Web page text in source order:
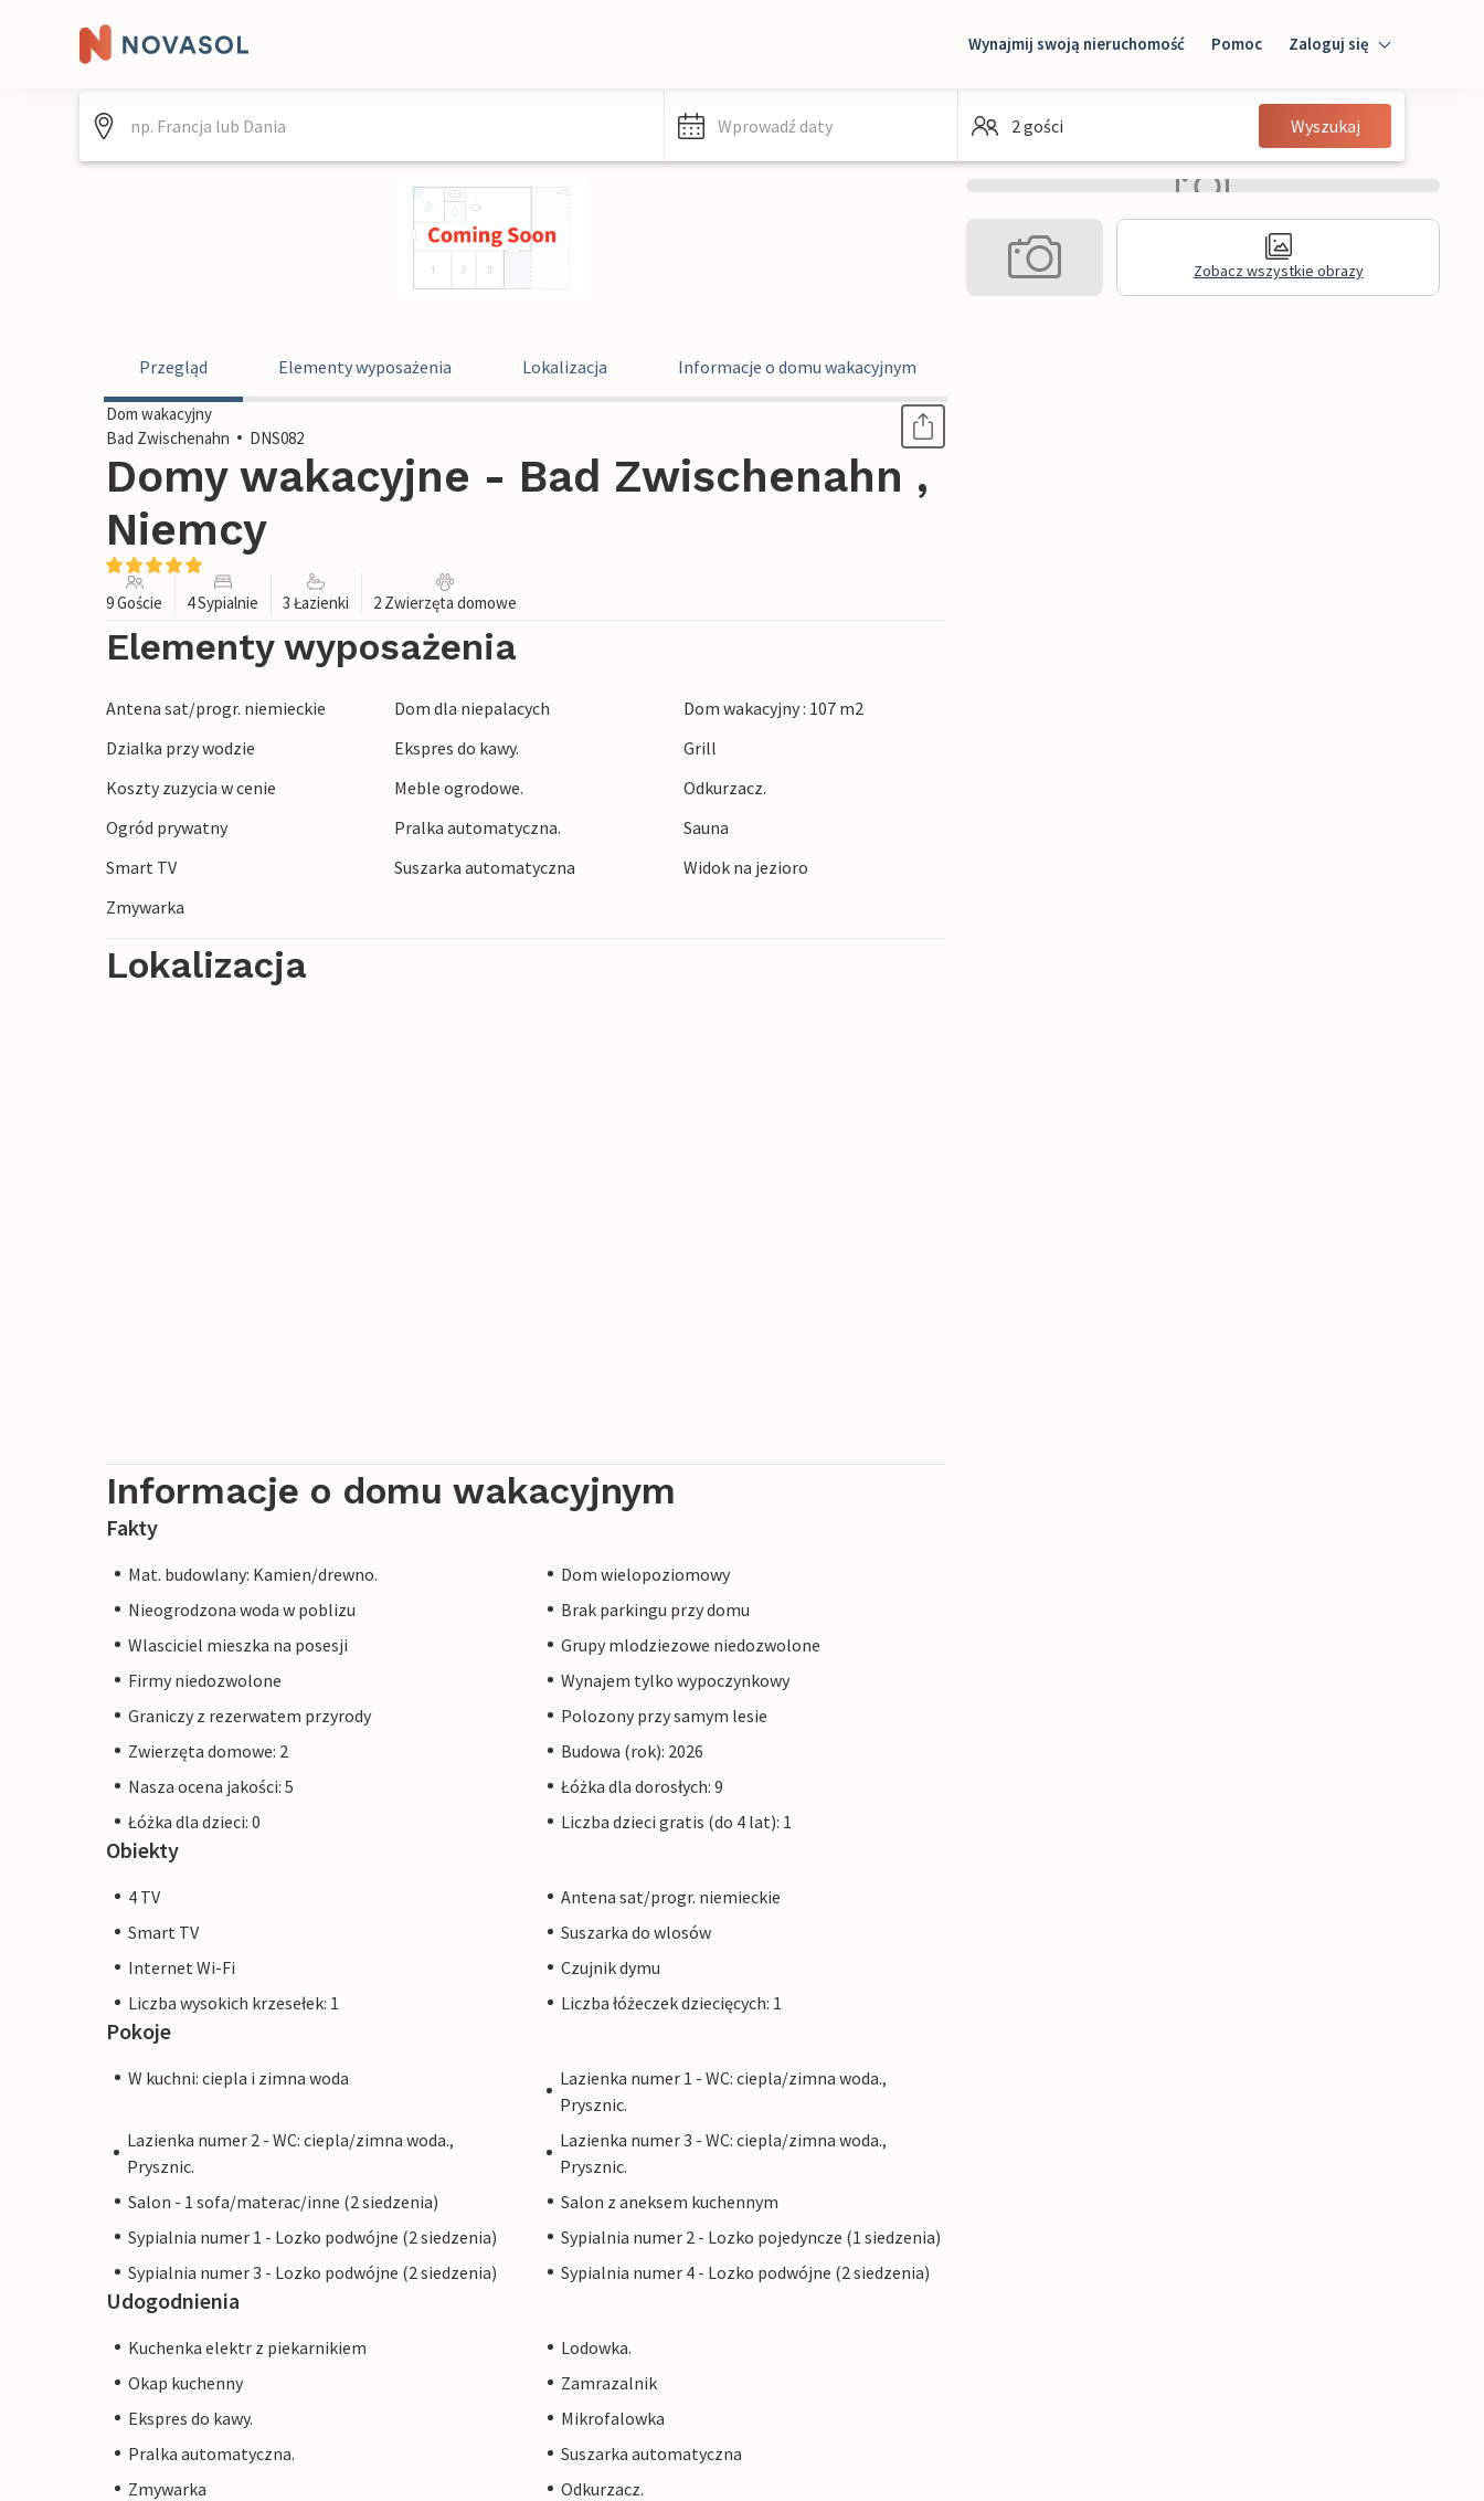
Wynajmij swoją nieruchomość Pomoc Zaloguj się
Zaloguj się
Gość
Wprowadź daty 2 gości Wyszukaj
Zobacz wszystkie obrazy
Przegląd Elementy wyposażenia Lokalizacja Informacje o domu wakacyjnym
Dom wakacyjny
Bad Zwischenahn
DNS082
Domy wakacyjne - Bad Zwischenahn ,
Niemcy
9 Goście 4 Sypialnie 3 Łazienki 2 Zwierzęta domowe
Elementy wyposażenia
Antena sat/progr. niemieckie Dom dla niepalacych
Dom wakacyjny : 107 m2
Dzialka przy wodzie
Ekspres do kawy.
Grill
Koszty zuzycia w cenie
Meble ogrodowe.
Odkurzacz.
Ogród prywatny
Pralka automatyczna.
Sauna
Smart TV
Suszarka automatyczna
Widok na jezioro
Zmywarka
Lokalizacja
Informacje o domu wakacyjnym
Fakty
Mat. budowlany: Kamien/drewno.
Dom wielopoziomowy
Nieogrodzona woda w poblizu
Brak parkingu przy domu
Wlasciciel mieszka na posesji
Grupy mlodziezowe niedozwolone
Firmy niedozwolone
Wynajem tylko wypoczynkowy
Graniczy z rezerwatem przyrody
Polozony przy samym lesie
Zwierzęta domowe: 2
Budowa (rok): 2026
Nasza ocena jakości: 5
Łóżka dla dorosłych: 9
Łóżka dla dzieci: 0
Liczba dzieci gratis (do 4 lat): 1
Obiekty
4 TV
Antena sat/progr. niemieckie
Smart TV
Suszarka do wlosów
Internet Wi-Fi
Czujnik dymu
Liczba wysokich krzesełek: 1
Liczba łóżeczek dziecięcych: 1
Pokoje
W kuchni: ciepla i zimna woda
Lazienka numer 1 - WC: ciepla/zimna woda.,
Prysznic.
Lazienka numer 2 - WC: ciepla/zimna woda.,
Prysznic.
Lazienka numer 3 - WC: ciepla/zimna woda.,
Prysznic.
Salon - 1 sofa/materac/inne (2 siedzenia)
Salon z aneksem kuchennym
Sypialnia numer 1 - Lozko podwójne (2 siedzenia)
Sypialnia numer 2 - Lozko pojedyncze (1 siedzenia)
Sypialnia numer 3 - Lozko podwójne (2 siedzenia)
Sypialnia numer 4 - Lozko podwójne (2 siedzenia)
Udogodnienia
Kuchenka elektr z piekarnikiem
Lodowka.
Okap kuchenny
Zamrazalnik
Ekspres do kawy.
Mikrofalowka
Pralka automatyczna.
Suszarka automatyczna
Zmywarka
Odkurzacz.